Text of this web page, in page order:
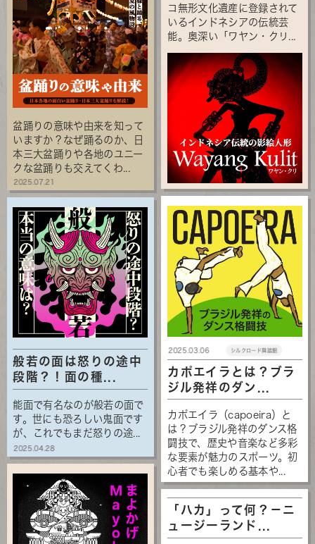
盆踊りの意味や由来を知って
いますか？なぜ踊るのか、日
本三大盆踊りや各地のユニー
クな盆踊りも交えてくわ...
2025.07.21
コ無形文化遺産に登録されて
いるインドネシアの伝統芸
能。奥深い「ワヤン・クリ...
般若の面は怒りの途中
段階？！面の種...
能面で有名なのが般若の面で
す。世にも恐ろしい鬼面です
が、これでもまだ怒りの途...
2025.04.28
カポエイラとは？ブラ
ジル発祥のダン...
カポエイラ（capoeira）と
は？ブラジル発祥のダンス格
闘技で、歴史や音楽など多彩
な要素が魅力のスポーツ。初
心者でも楽しめる基本や...
2025.03.06 シルクロード舞踏館
「ハカ」って何？－ニ
ュージーランド...